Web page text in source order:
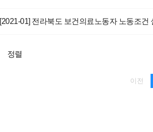
[2021-01] 전라북도 보건의료노동자 노동조건
정렬
이전